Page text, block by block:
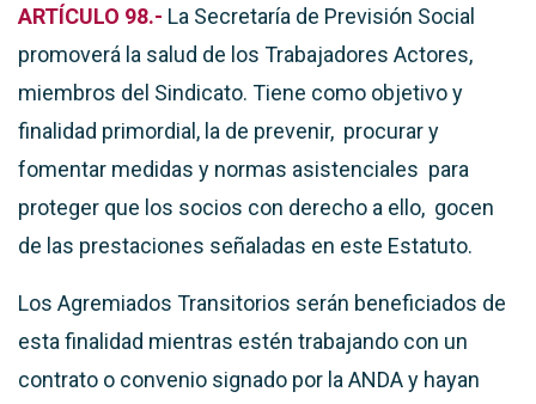
ARTÍCULO 98.- La Secretaría de Previsión Social
promoverá la salud de los Trabajadores Actores,
miembros del Sindicato. Tiene como objetivo y
finalidad primordial, la de prevenir, procurar y
fomentar medidas y normas asistenciales para
proteger que los socios con derecho a ello, gocen
de las prestaciones señaladas en este Estatuto.
Los Agremiados Transitorios serán beneficiados de
esta finalidad mientras estén trabajando con un
contrato o convenio signado por la ANDA y hayan